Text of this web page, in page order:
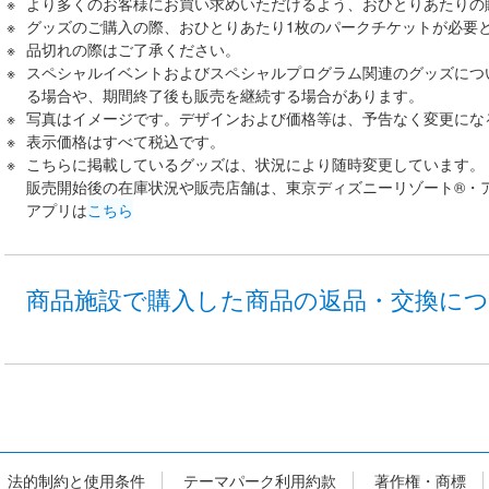
グッズのご購入の際、おひとりあたり1枚のパークチケットが必要
品切れの際はご了承ください。
スペシャルイベントおよびスペシャルプログラム関連のグッズに
る場合や、期間終了後も販売を継続する場合があります。
写真はイメージです。デザインおよび価格等は、予告なく変更に
表示価格はすべて税込です。
こちらに掲載しているグッズは、状況により随時変更しています。
販売開始後の在庫状況や販売店舗は、東京ディズニーリゾート®・
アプリはこちら
商品施設で購入した商品の返品・交換に
法的制約と使用条件 テーマパーク利用約款 著作権・商標